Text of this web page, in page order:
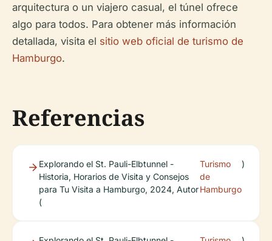
arquitectura o un viajero casual, el túnel ofrece
algo para todos. Para obtener más información
detallada, visita el sitio web oficial de turismo de
Hamburgo.
Referencias
Explorando el St. Pauli-Elbtunnel -
Historia, Horarios de Visita y Consejos
para Tu Visita a Hamburgo, 2024, Autor
(
Turismo
de
Hamburgo
)